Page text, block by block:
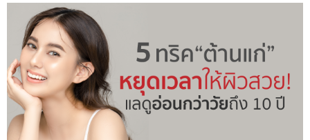
สินค้า
ขั้นตอนการสั่งซื้อ
โปรโมชั่น
รีวิวผู้ใช้จริง